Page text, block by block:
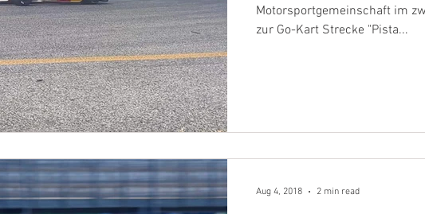
Motorsportgemeinschaft im
zur Go-Kart Strecke "Pista...
Aug 4, 2018 2 min read